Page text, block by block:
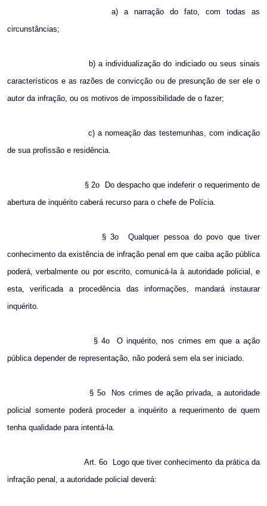
a) a narração do fato, com todas as
circunstâncias;
b) a individualização do indiciado ou seus sinais
característicos e as razões de convicção ou de presunção de ser ele o
autor da infração, ou os motivos de impossibilidade de o fazer;
c) a nomeação das testemunhas, com indicação
de sua profissão e residência.
§ 2o
Do despacho que indeferir o requerimento de
abertura de inquérito caberá recurso para o chefe de Polícia.
§ 3o
Qualquer pessoa do povo que tiver
conhecimento da existência de infração penal em que caiba ação pública
poderá, verbalmente ou por escrito, comunicá-la à autoridade policial, e
esta, verificada a procedência das informações, mandará instaurar
inquérito.
§ 4o
O inquérito, nos crimes em que a ação
pública depender de representação, não poderá sem ela ser iniciado.
§ 5o
Nos crimes de ação privada, a autoridade
policial somente poderá proceder a inquérito a requerimento de quem
tenha qualidade para intentá-la.
Art. 6o
Logo que tiver conhecimento da prática da
infração penal, a autoridade policial deverá: